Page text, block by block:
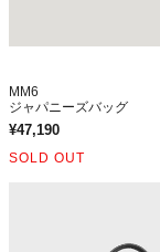
MM6
ジャパニーズバッグ
¥47,190
SOLD OUT